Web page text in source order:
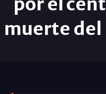
muerte del